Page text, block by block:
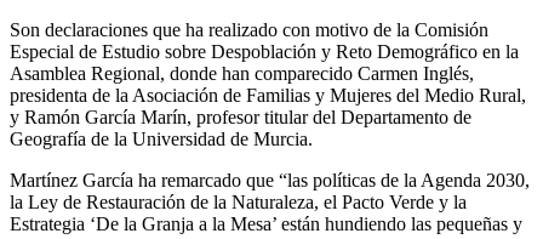
Son declaraciones que ha realizado con motivo de la Comisión
Especial de Estudio sobre Despoblación y Reto Demográfico en la
Asamblea Regional, donde han comparecido Carmen Inglés,
presidenta de la Asociación de Familias y Mujeres del Medio Rural,
y Ramón García Marín, profesor titular del Departamento de
Geografía de la Universidad de Murcia.
Martínez García ha remarcado que “las políticas de la Agenda 2030,
la Ley de Restauración de la Naturaleza, el Pacto Verde y la
Estrategia ‘De la Granja a la Mesa’ están hundiendo las pequeñas y